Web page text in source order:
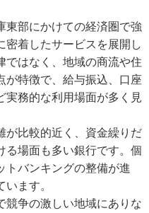
東部にかけての経済圏で強
密着したサービスを展開し
ではなく、地域の商流や住
が特徴で、給与振込、口座
実務的な利用場面が多く見
が比較的近く、資金繰りだ
る場面も多い銀行です。個
トバンキングの整備が進
ます。
競争の激しい地域にありな